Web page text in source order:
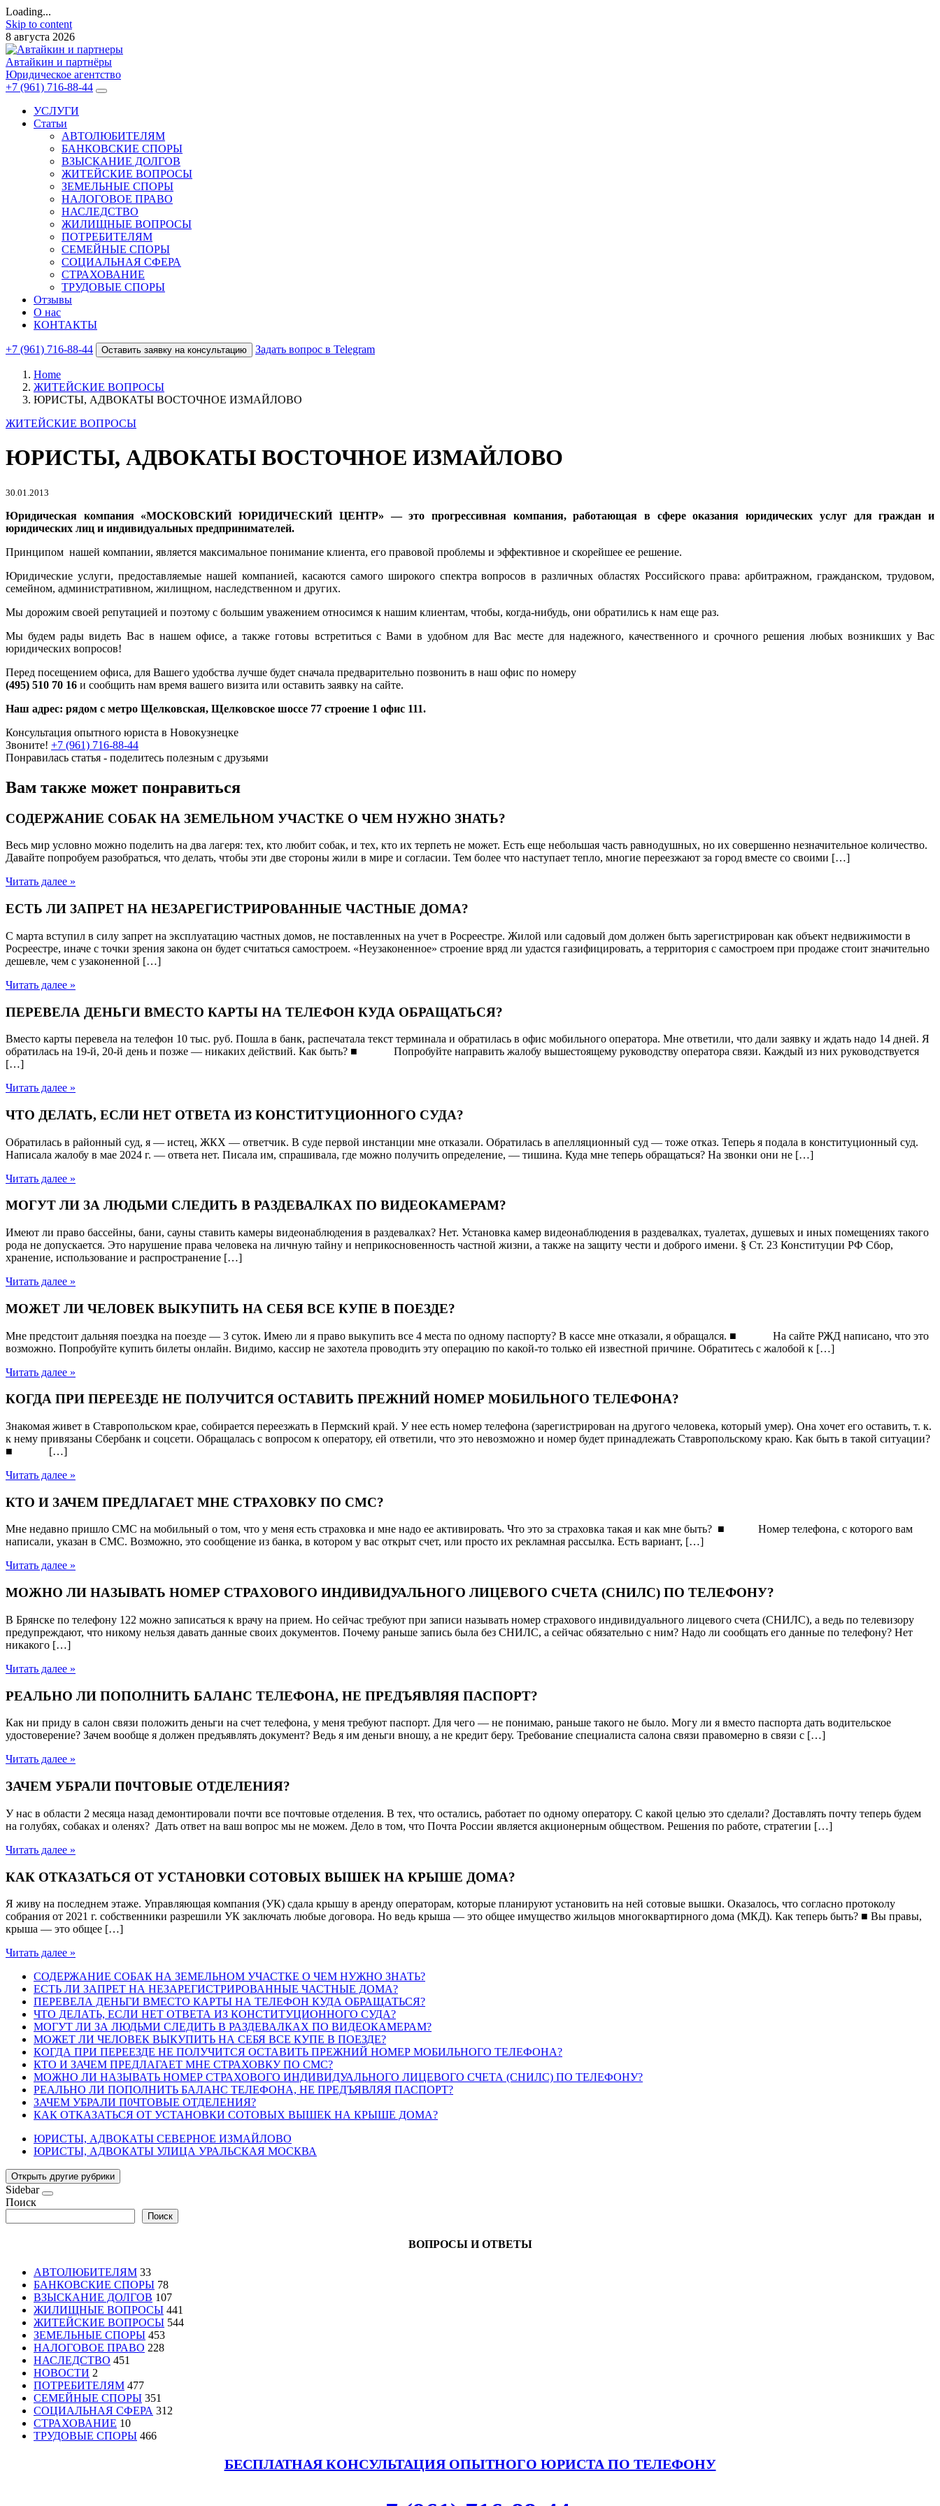
Loading...
Skip to content
8 августа 2026
Автайкин и партнёры
Юридическое агентство
+7 (961) 716-88-44
УСЛУГИ
Статьи
АВТОЛЮБИТЕЛЯМ
БАНКОВСКИЕ СПОРЫ
ВЗЫСКАНИЕ ДОЛГОВ
ЖИТЕЙСКИЕ ВОПРОСЫ
ЗЕМЕЛЬНЫЕ СПОРЫ
НАЛОГОВОЕ ПРАВО
НАСЛЕДСТВО
ЖИЛИЩНЫЕ ВОПРОСЫ
ПОТРЕБИТЕЛЯМ
СЕМЕЙНЫЕ СПОРЫ
СОЦИАЛЬНАЯ СФЕРА
СТРАХОВАНИЕ
ТРУДОВЫЕ СПОРЫ
Отзывы
О нас
КОНТАКТЫ
+7 (961) 716-88-44 Оставить заявку на консультацию Задать вопрос в Telegram
Home
ЖИТЕЙСКИЕ ВОПРОСЫ
ЮРИСТЫ, АДВОКАТЫ ВОСТОЧНОЕ ИЗМАЙЛОВО
ЖИТЕЙСКИЕ ВОПРОСЫ
ЮРИСТЫ, АДВОКАТЫ ВОСТОЧНОЕ ИЗМАЙЛОВО
30.01.2013
Юридическая компания «МОСКОВСКИЙ ЮРИДИЧЕСКИЙ ЦЕНТР» — это прогрессивная компания, работающая в сфере оказания юридических услуг для граждан и
юридических лиц и индивидуальных предпринимателей.
Принципом нашей компании, является максимальное понимание клиента, его правовой проблемы и эффективное и скорейшее ее решение.
Юридические услуги, предоставляемые нашей компанией, касаются самого широкого спектра вопросов в различных областях Российского права: арбитражном, гражданском, трудовом,
семейном, административном, жилищном, наследственном и других.
Мы дорожим своей репутацией и поэтому с большим уважением относимся к нашим клиентам, чтобы, когда-нибудь, они обратились к нам еще раз.
Мы будем рады видеть Вас в нашем офисе, а также готовы встретиться с Вами в удобном для Вас месте для надежного, качественного и срочного решения любых возникших у Вас
юридических вопросов!
Перед посещением офиса, для Вашего удобства лучше будет сначала предварительно позвонить в наш офис по номеру
(495) 510 70 16 и сообщить нам время вашего визита или оставить заявку на сайте.
Наш адрес: рядом с метро Щелковская, Щелковское шоссе 77 строение 1 офис 111.
Консультация опытного юриста в Новокузнецке
Звоните! +7 (961) 716-88-44
Понравилась статья - поделитесь полезным с друзьями
Вам также может понравиться
СОДЕРЖАНИЕ СОБАК НА ЗЕМЕЛЬНОМ УЧАСТКЕ О ЧЕМ НУЖНО ЗНАТЬ?
Весь мир условно можно поделить на два лагеря: тех, кто любит собак, и тех, кто их терпеть не может. Есть еще небольшая часть равнодушных, но их совершенно незначительное количество.
Давайте попробуем разобраться, что делать, чтобы эти две стороны жили в мире и согласии. Тем более что наступает тепло, многие переезжают за город вместе со своими […]
Читать далее »
ЕСТЬ ЛИ ЗАПРЕТ НА НЕЗАРЕГИСТРИРОВАННЫЕ ЧАСТНЫЕ ДОМА?
С марта вступил в силу запрет на эксплуатацию частных домов, не поставленных на учет в Росреестре. Жилой или садовый дом должен быть зарегистрирован как объект недвижимости в
Росреестре, иначе с точки зрения закона он будет считаться самостроем. «Неузаконенное» строение вряд ли удастся газифицировать, а территория с самостроем при продаже стоит значительно
дешевле, чем с узаконенной […]
Читать далее »
ПЕРЕВЕЛА ДЕНЬГИ ВМЕСТО КАРТЫ НА ТЕЛЕФОН КУДА ОБРАЩАТЬСЯ?
Вместо карты перевела на телефон 10 тыс. руб. Пошла в банк, распечатала текст терминала и обратилась в офис мобильного оператора. Мне ответили, что дали заявку и ждать надо 14 дней. Я
обратилась на 19-й, 20-й день и позже — никаких действий. Как быть? ■ Попробуйте направить жалобу вышестоящему руководству оператора связи. Каждый из них руководствуется
[…]
Читать далее »
ЧТО ДЕЛАТЬ, ЕСЛИ НЕТ ОТВЕТА ИЗ КОНСТИТУЦИОННОГО СУДА?
Обратилась в районный суд, я — истец, ЖКХ — ответчик. В суде первой инстанции мне отказали. Обратилась в апелляционный суд — тоже отказ. Теперь я подала в конституционный суд.
Написала жалобу в мае 2024 г. — ответа нет. Писала им, спрашивала, где можно получить определение, — тишина. Куда мне теперь обращаться? На звонки они не […]
Читать далее »
МОГУТ ЛИ ЗА ЛЮДЬМИ СЛЕДИТЬ В РАЗДЕВАЛКАХ ПО ВИДЕОКАМЕРАМ?
Имеют ли право бассейны, бани, сауны ставить камеры видеонаблюдения в раздевалках? Нет. Установка камер видеонаблюдения в раздевалках, туалетах, душевых и иных помещениях такого
рода не допускается. Это нарушение права человека на личную тайну и неприкосновенность частной жизни, а также на защиту чести и доброго имени. § Ст. 23 Конституции РФ Сбор,
хранение, использование и распространение […]
Читать далее »
МОЖЕТ ЛИ ЧЕЛОВЕК ВЫКУПИТЬ НА СЕБЯ ВСЕ КУПЕ В ПОЕЗДЕ?
Мне предстоит дальняя поездка на поезде — 3 суток. Имею ли я право выкупить все 4 места по одному паспорту? В кассе мне отказали, я обращался. ■ На сайте РЖД написано, что это
возможно. Попробуйте купить билеты онлайн. Видимо, кассир не захотела проводить эту операцию по какой-то только ей известной причине. Обратитесь с жалобой к […]
Читать далее »
КОГДА ПРИ ПЕРЕЕЗДЕ НЕ ПОЛУЧИТСЯ ОСТАВИТЬ ПРЕЖНИЙ НОМЕР МОБИЛЬНОГО ТЕЛЕФОНА?
Знакомая живет в Ставропольском крае, собирается переезжать в Пермский край. У нее есть номер телефона (зарегистрирован на другого человека, который умер). Она хочет его оставить, т. к.
к нему привязаны Сбербанк и соцсети. Обращалась с вопросом к оператору, ей ответили, что это невозможно и номер будет принадлежать Ставропольскому краю. Как быть в такой ситуации?
■ […]
Читать далее »
КТО И ЗАЧЕМ ПРЕДЛАГАЕТ МНЕ СТРАХОВКУ ПО СМС?
Мне недавно пришло СМС на мобильный о том, что у меня есть страховка и мне надо ее активировать. Что это за страховка такая и как мне быть? ■ Номер телефона, с которого вам
написали, указан в СМС. Возможно, это сообщение из банка, в котором у вас открыт счет, или просто их рекламная рассылка. Есть вариант, […]
Читать далее »
МОЖНО ЛИ НАЗЫВАТЬ НОМЕР СТРАХОВОГО ИНДИВИДУАЛЬНОГО ЛИЦЕВОГО СЧЕТА (СНИЛС) ПО ТЕЛЕФОНУ?
В Брянске по телефону 122 можно записаться к врачу на прием. Но сейчас требуют при записи называть номер страхового индивидуального лицевого счета (СНИЛС), а ведь по телевизору
предупреждают, что никому нельзя давать данные своих документов. Почему раньше запись была без СНИЛС, а сейчас обязательно с ним? Надо ли сообщать его данные по телефону? Нет
никакого […]
Читать далее »
РЕАЛЬНО ЛИ ПОПОЛНИТЬ БАЛАНС ТЕЛЕФОНА, НЕ ПРЕДЪЯВЛЯЯ ПАСПОРТ?
Как ни приду в салон связи положить деньги на счет телефона, у меня требуют паспорт. Для чего — не понимаю, раньше такого не было. Могу ли я вместо паспорта дать водительское
удостоверение? Зачем вообще я должен предъявлять документ? Ведь я им деньги вношу, а не кредит беру. Требование специалиста салона связи правомерно в связи с […]
Читать далее »
ЗАЧЕМ УБРАЛИ П0ЧТОВЫЕ ОТДЕЛЕНИЯ?
У нас в области 2 месяца назад демонтировали почти все почтовые отделения. В тех, что остались, работает по одному оператору. С какой целью это сделали? Доставлять почту теперь будем
на голубях, собаках и оленях? Дать ответ на ваш вопрос мы не можем. Дело в том, что Почта России является акционерным обществом. Решения по работе, стратегии […]
Читать далее »
КАК ОТКАЗАТЬСЯ ОТ УСТАНОВКИ СОТОВЫХ ВЫШЕК НА КРЫШЕ ДОМА?
Я живу на последнем этаже. Управляющая компания (УК) сдала крышу в аренду операторам, которые планируют установить на ней сотовые вышки. Оказалось, что согласно протоколу
собрания от 2021 г. собственники разрешили УК заключать любые договора. Но ведь крыша — это общее имущество жильцов многоквартирного дома (МКД). Как теперь быть? ■ Вы правы,
крыша — это общее […]
Читать далее »
СОДЕРЖАНИЕ СОБАК НА ЗЕМЕЛЬНОМ УЧАСТКЕ О ЧЕМ НУЖНО ЗНАТЬ?
ЕСТЬ ЛИ ЗАПРЕТ НА НЕЗАРЕГИСТРИРОВАННЫЕ ЧАСТНЫЕ ДОМА?
ПЕРЕВЕЛА ДЕНЬГИ ВМЕСТО КАРТЫ НА ТЕЛЕФОН КУДА ОБРАЩАТЬСЯ?
ЧТО ДЕЛАТЬ, ЕСЛИ НЕТ ОТВЕТА ИЗ КОНСТИТУЦИОННОГО СУДА?
МОГУТ ЛИ ЗА ЛЮДЬМИ СЛЕДИТЬ В РАЗДЕВАЛКАХ ПО ВИДЕОКАМЕРАМ?
МОЖЕТ ЛИ ЧЕЛОВЕК ВЫКУПИТЬ НА СЕБЯ ВСЕ КУПЕ В ПОЕЗДЕ?
КОГДА ПРИ ПЕРЕЕЗДЕ НЕ ПОЛУЧИТСЯ ОСТАВИТЬ ПРЕЖНИЙ НОМЕР МОБИЛЬНОГО ТЕЛЕФОНА?
КТО И ЗАЧЕМ ПРЕДЛАГАЕТ МНЕ СТРАХОВКУ ПО СМС?
МОЖНО ЛИ НАЗЫВАТЬ НОМЕР СТРАХОВОГО ИНДИВИДУАЛЬНОГО ЛИЦЕВОГО СЧЕТА (СНИЛС) ПО ТЕЛЕФОНУ?
РЕАЛЬНО ЛИ ПОПОЛНИТЬ БАЛАНС ТЕЛЕФОНА, НЕ ПРЕДЪЯВЛЯЯ ПАСПОРТ?
ЗАЧЕМ УБРАЛИ П0ЧТОВЫЕ ОТДЕЛЕНИЯ?
КАК ОТКАЗАТЬСЯ ОТ УСТАНОВКИ СОТОВЫХ ВЫШЕК НА КРЫШЕ ДОМА?
ЮРИСТЫ, АДВОКАТЫ СЕВЕРНОЕ ИЗМАЙЛОВО
ЮРИСТЫ, АДВОКАТЫ УЛИЦА УРАЛЬСКАЯ МОСКВА
Открыть другие рубрики
Sidebar
Поиск
Поиск
ВОПРОСЫ И ОТВЕТЫ
АВТОЛЮБИТЕЛЯМ 33
БАНКОВСКИЕ СПОРЫ 78
ВЗЫСКАНИЕ ДОЛГОВ 107
ЖИЛИЩНЫЕ ВОПРОСЫ 441
ЖИТЕЙСКИЕ ВОПРОСЫ 544
ЗЕМЕЛЬНЫЕ СПОРЫ 453
НАЛОГОВОЕ ПРАВО 228
НАСЛЕДСТВО 451
НОВОСТИ 2
ПОТРЕБИТЕЛЯМ 477
СЕМЕЙНЫЕ СПОРЫ 351
СОЦИАЛЬНАЯ СФЕРА 312
СТРАХОВАНИЕ 10
ТРУДОВЫЕ СПОРЫ 466
БЕСПЛАТНАЯ КОНСУЛЬТАЦИЯ ОПЫТНОГО ЮРИСТА ПО ТЕЛЕФОНУ